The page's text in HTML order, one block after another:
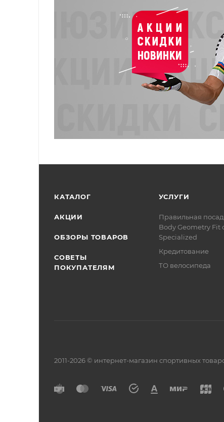
КАТАЛОГ
АКЦИИ
ОБЗОРЫ ТОВАРОВ
СОВЕТЫ
ПОКУПАТЕЛЯМ
УСЛУГИ
Правильная
Body Geometry Fit
Specialized
Кредитование
ТО велосипеда
2011-2026 © интернет-магазин спортивных